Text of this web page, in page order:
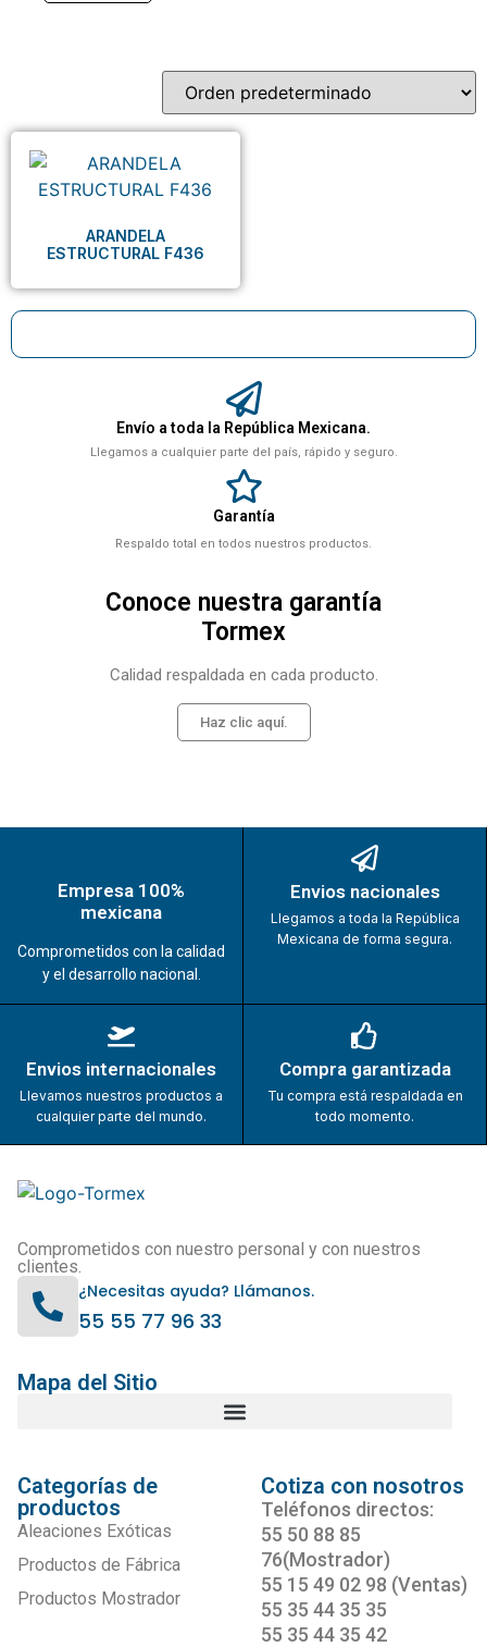
Envío a toda la República Mexicana.
Llegamos a cualquier parte del país, rápido y seguro.
Garantía
Respaldo total en todos nuestros productos.
Conoce nuestra garantía
Tormex
Calidad respaldada en cada producto.
Haz clic aquí.
ARANDELA
ESTRUCTURAL F436
Empresa 100%
mexicana
Comprometidos con la calidad
y el desarrollo nacional.
Envios nacionales
Llegamos a toda la República
Mexicana de forma segura.
Envios internacionales
Llevamos nuestros productos a
cualquier parte del mundo.
Compra garantizada
Tu compra está respaldada en
todo momento.
Comprometidos con nuestro personal y con nuestros
clientes.
¿Necesitas ayuda? Llámanos.
55 55 77 96 33
Mapa del Sitio
Categorías de
productos
Aleaciones Exóticas
Productos de Fábrica
Productos Mostrador
Cotiza con nosotros
Teléfonos directos:
55 50 88 85
76(Mostrador)
55 15 49 02 98 (Ventas)
55 35 44 35 35
55 35 44 35 42